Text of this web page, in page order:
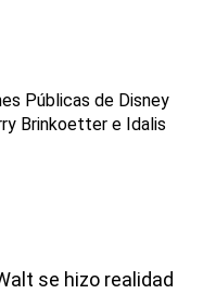
Públicas de Disney
Brinkoetter e Idalis
se hizo realidad